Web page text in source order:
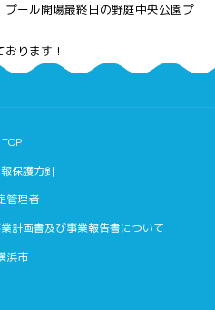
ール開場最終日の野庭中央公園プ
ります！
TOP
保護方針
管理者
計画書及び事業報告書について
浜市